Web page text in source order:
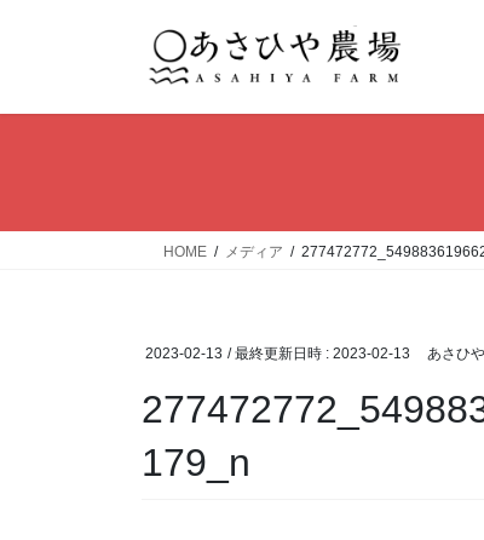
HOME メディア
2023-02-13 / 最終更新日時 : 2023-02-13 あさひや
179_n